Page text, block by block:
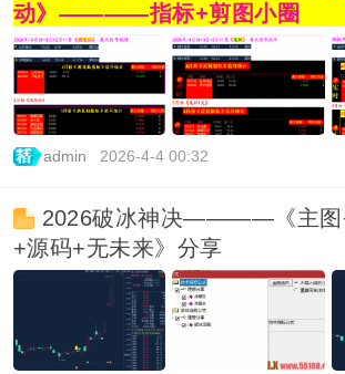
动》————指标+剪图小圈
admin 2026-4-4 00:32
2026破冰神决————《主图
+源码+无未来》分享